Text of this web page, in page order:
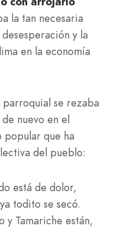
la tan necesaria
y la
en la economía
se rezaba
nuevo en el
popular que ha
del pueblo:
está de dolor,
todito se secó.
y Tamariche están,